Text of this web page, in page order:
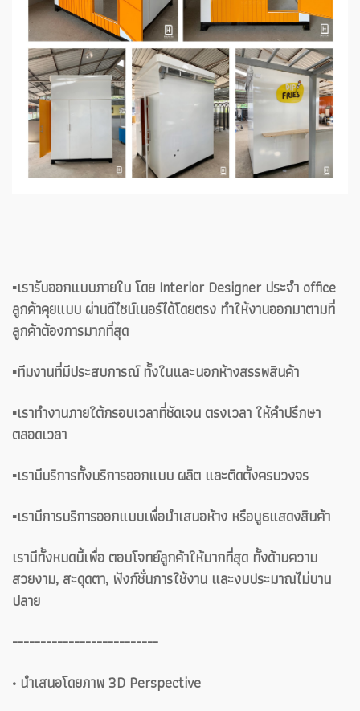
▪️เรารับออกแบบภายใน โดย Interior Designer ประจำ office
ลูกค้าคุยแบบ ผ่านดีไซน์เนอร์ได้โดยตรง ทำให้งานออกมาตามที่
ลูกค้าต้องการมากที่สุด
▪️ทีมงานที่มีประสบการณ์ ทั้งในและนอกห้างสรรพสินค้า
▪️เราทำงานภายใต้กรอบเวลาที่ชัดเจน ตรงเวลา ให้คำปรึกษา
ตลอดเวลา
▪️เรามีบริการทั้งบริการออกแบบ ผลิต และติดตั้งครบวงจร
▪️เรามีการบริการออกแบบเพื่อนำเสนอห้าง หรือบูธแสดงสินค้า
เรามีทั้งหมดนี้เพื่อ ตอบโจทย์ลูกค้าให้มากที่สุด ทั้งด้านความ
สวยงาม, สะดุดตา, ฟังก์ชั่นการใช้งาน และงบประมาณไม่บาน
ปลาย
--------------------------
• นำเสนอโดยภาพ 3D Perspective